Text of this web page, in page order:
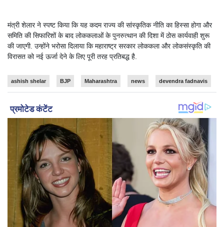
मंत्री शेलार ने स्पष्ट किया कि यह कदम राज्य की सांस्कृतिक नीति का हिस्सा होगा और
समिति की सिफारिशों के बाद लोककलाओं के पुनरुत्थान की दिशा में ठोस कार्यवाही शुरू
की जाएगी. उन्होंने भरोसा दिलाया कि महाराष्ट्र सरकार लोककला और लोकसंस्कृति की
विरासत को नई ऊर्जा देने के लिए पूरी तरह प्रतिबद्ध है.
ashish shelar BJP Maharashtra news devendra fadnavis